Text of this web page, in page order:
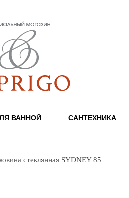
ВАННОЙ САНТЕХНИКА
стеклянная SYDNEY 85